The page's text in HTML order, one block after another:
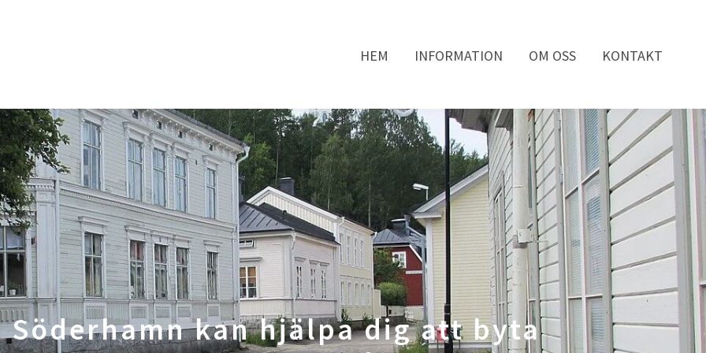
HEM INFORMATION OM OSS KONTAKT
Söderhamn kan hjälpa dig att byta